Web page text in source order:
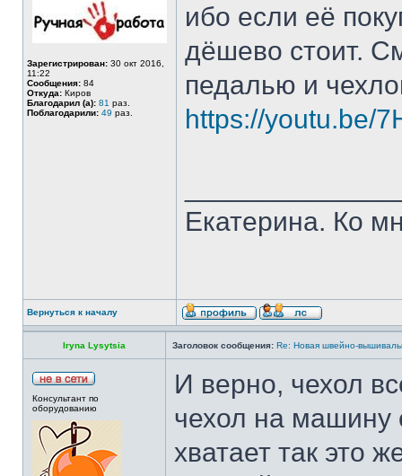
Зарегистрирован: 30 окт 2016,
11:22
Сообщения: 84
Откуда: Киров
Благодарил (а): 81 раз.
Поблагодарили: 49 раз.
ибо если её
дёшево стоит.
педалью и
https://youtu.be/
Екатерина. Ко
Вернуться к началу
Iryna Lysytsia Заголовок сообщения: Re: Новая швейно-
Консультант по
оборудованию
И верно, чехол
чехол на машину
хватает так это